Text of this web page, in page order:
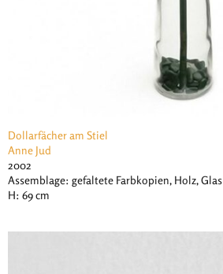
Dollarfächer am Stiel
Anne Jud
2002
Assemblage: gefaltete Farbkopien, Holz, Glas
H: 69 cm